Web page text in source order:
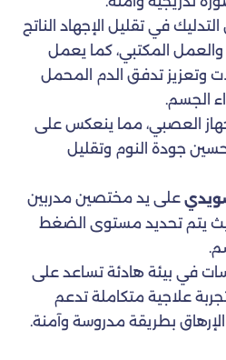
في تقليل الإجهاد الناتج
المكتبي، كما يعمل
وتعزيز تدفق الدم المحمل
الجسم.
العصبي، مما ينعكس على
جودة النوم وتقليل
على يد مختصين مدربين
يتم تحديد مستوى الضغط
في بيئة هادئة تساعد على
علاجية متكاملة تدعم
بطريقة مدروسة وآمنة.